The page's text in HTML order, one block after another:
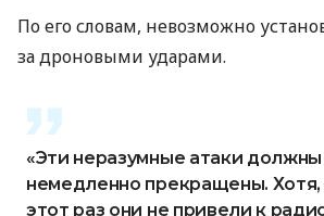
По его словам, невозможно
за дроновыми ударами.
«Эти неразумные атаки
немедленно прекращены. Хотя,
этот раз они не привели к